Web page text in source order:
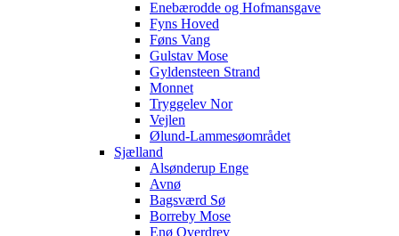
Enebærodde og Hofmansgave
Fyns Hoved
Føns Vang
Gulstav Mose
Gyldensteen Strand
Monnet
Tryggelev Nor
Vejlen
Ølund-Lammesøområdet
Sjælland
Alsønderup Enge
Avnø
Bagsværd Sø
Borreby Mose
Enø Overdrev